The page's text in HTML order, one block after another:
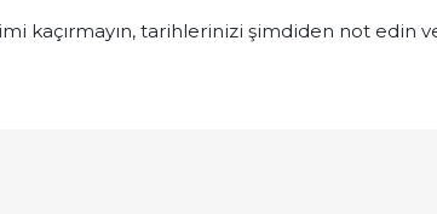
kaçırmayın, tarihlerinizi şimdiden not edin